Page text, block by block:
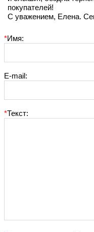
покупателей!
С уважением, Елена.
*Имя:
E-mail:
*Текст: